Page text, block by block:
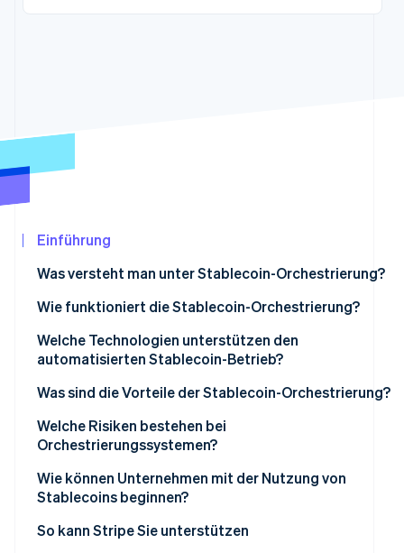
Online-Identitätsprüfung
Jetzt ansehen
Ecosystem
Einführung
Was versteht man unter Stablecoin-Orchestrierung?
Wie funktioniert die Stablecoin-Orchestrierung?
Welche Technologien unterstützen den
automatisierten Stablecoin-Betrieb?
Was sind die Vorteile der Stablecoin-Orchestrierung?
Welche Risiken bestehen bei
Orchestrierungssystemen?
Wie können Unternehmen mit der Nutzung von
Stablecoins beginnen?
So kann Stripe Sie unterstützen